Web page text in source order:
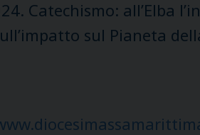
Catechismo: all’Elba
sul Pianeta